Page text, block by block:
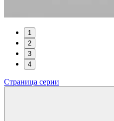
1
2
3
4
Страница серии